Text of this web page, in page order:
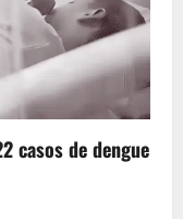
casos de dengue